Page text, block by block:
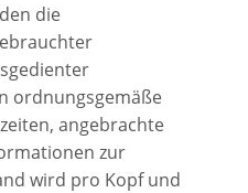
die
ordnungsgemäße
angebrachte
zur
wird pro Kopf und